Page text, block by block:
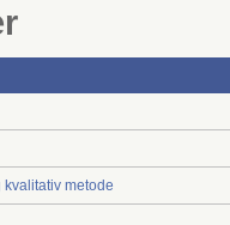
metode